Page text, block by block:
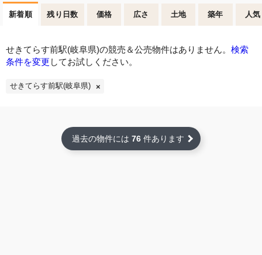
新着順 残り日数 価格 広さ 土地 築年 人気
せきてらす前駅(岐阜県)の競売＆公売物件はありません。 検索
条件を変更 してお試しください。
せきてらす前駅(岐阜県)
過去の物件には 76 件あります